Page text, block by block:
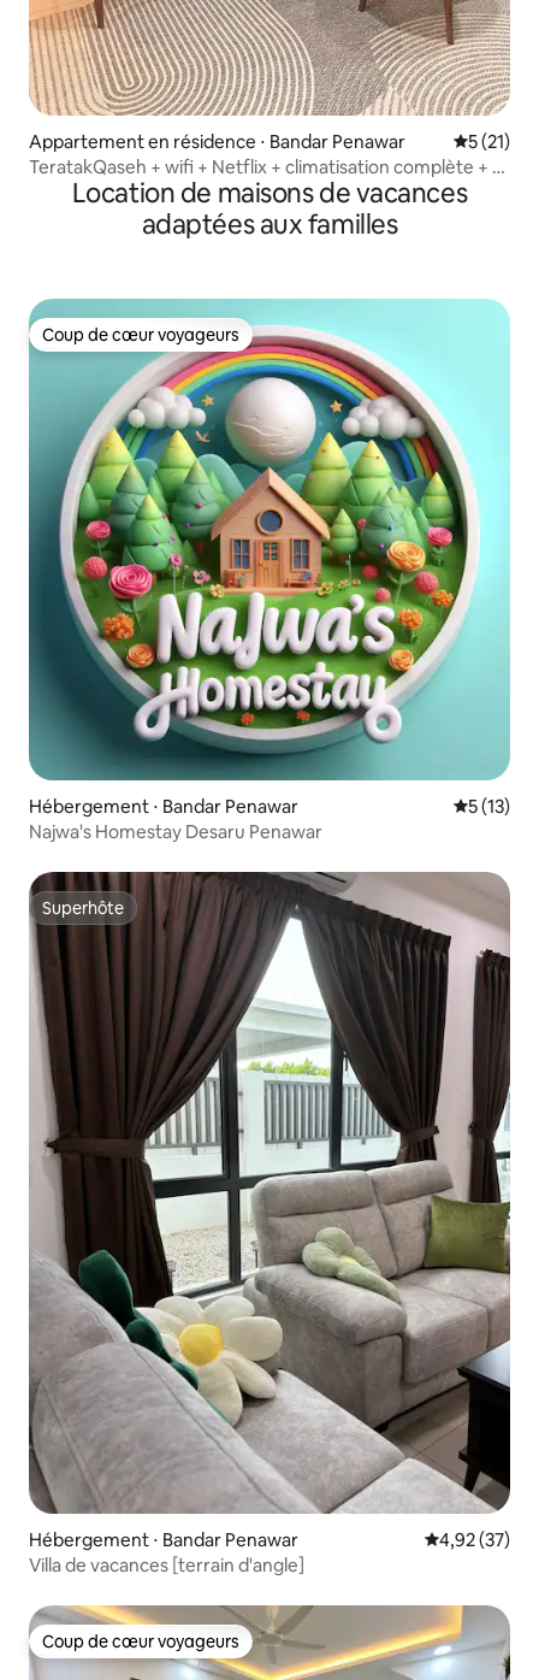
Appartement en résidence ⋅ Bandar Penawar
5 (21)
TeratakQaseh + wifi + Netflix + climatisation complète + 2
chambres
Location de maisons de vacances
adaptées aux familles
Coup de cœur voyageurs
Coup de cœur voyageurs
Hébergement ⋅ Bandar Penawar
5 (13)
Najwa's Homestay Desaru Penawar
Superhôte
Superhôte
Hébergement ⋅ Bandar Penawar Évaluation
4,92 (37)
Villa de vacances [terrain d'angle]
Coup de cœur voyageurs
Coup de cœur voyageurs